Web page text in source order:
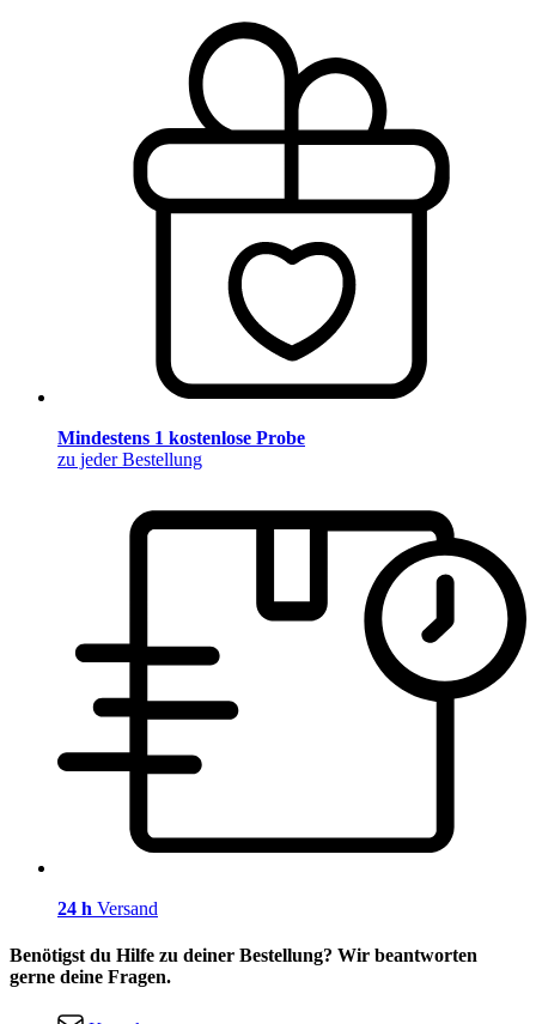
Mindestens 1 kostenlose Probe
zu jeder Bestellung
24 h Versand
Benötigst du Hilfe zu deiner Bestellung? Wir beantworten
gerne deine Fragen.